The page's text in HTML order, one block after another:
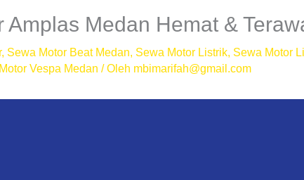
Amplas Medan Hemat &
, Sewa Motor Beat Medan, Sewa Motor Listrik, Sewa Motor
Vespa Medan / Oleh mbimarifah@gmail.com